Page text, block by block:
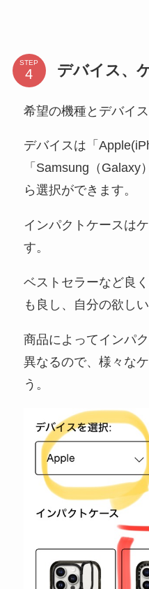
STEP デバイス、
希望の機種とデバイ
デバイスは「
「Samsung（
ら選択ができます。
インパクトケースは
す。
ベストセラーなど良
も良し、自分の欲し
商品によってインパ
異なるので、様々な
う。